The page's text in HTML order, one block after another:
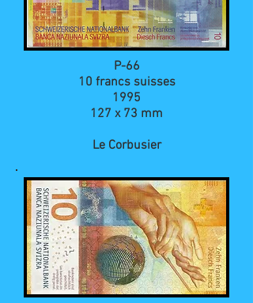
P-66
10 francs suisses
1995
127 x 73 mm
Le Corbusier